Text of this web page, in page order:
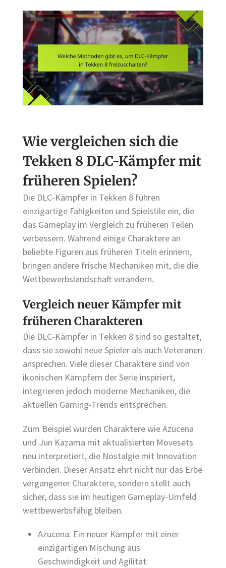
Wie vergleichen sich die
Tekken 8 DLC-Kämpfer mit
früheren Spielen?
Die DLC-Kämpfer in Tekken 8 führen
einzigartige Fähigkeiten und Spielstile ein, die
das Gameplay im Vergleich zu früheren Teilen
verbessern. Während einige Charaktere an
beliebte Figuren aus früheren Titeln erinnern,
bringen andere frische Mechaniken mit, die die
Wettbewerbslandschaft verändern.
Vergleich neuer Kämpfer mit
früheren Charakteren
Die DLC-Kämpfer in Tekken 8 sind so gestaltet,
dass sie sowohl neue Spieler als auch Veteranen
ansprechen. Viele dieser Charaktere sind von
ikonischen Kämpfern der Serie inspiriert,
integrieren jedoch moderne Mechaniken, die
aktuellen Gaming-Trends entsprechen.
Zum Beispiel wurden Charaktere wie Azucena
und Jun Kazama mit aktualisierten Movesets
neu interpretiert, die Nostalgie mit Innovation
verbinden. Dieser Ansatz ehrt nicht nur das Erbe
vergangener Charaktere, sondern stellt auch
sicher, dass sie im heutigen Gameplay-Umfeld
wettbewerbsfähig bleiben.
Azucena: Ein neuer Kämpfer mit einer
einzigartigen Mischung aus
Geschwindigkeit und Agilität.